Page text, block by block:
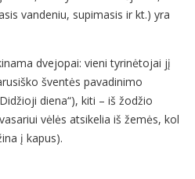
vandeniu, supimasis ir kt.) yra
dvejopai: vieni tyrinėtojai jį
šventės pavadinimo
diena“), kiti – iš žodžio
vėlės atsikelia iš žemės, kol
į kapus).